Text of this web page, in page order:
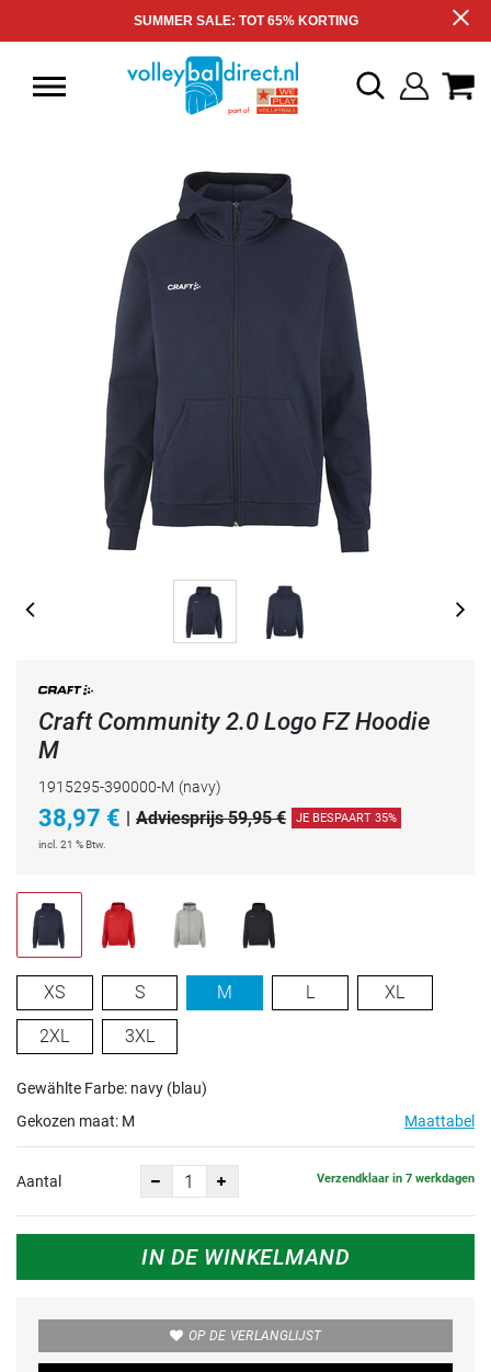
SUMMER SALE: TOT 65% KORTING
Craft Community 2.0 Logo FZ Hoodie
M
1915295-390000-M (navy)
38,97 € | Adviesprijs 59,95 € JE BESPAART 35%
incl. 21 % Btw.
XS S M L XL
2XL 3XL
Gewählte Farbe: navy (blau)
Gekozen maat: M Maattabel
Aantal Verzendklaar in 7 werkdagen
IN DE WINKELMAND
OP DE VERLANGLIJST